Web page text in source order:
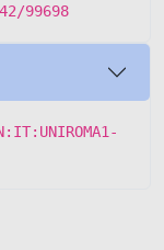
99698